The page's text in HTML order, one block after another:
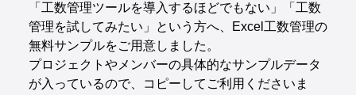
「工数管理ツールを導入するほどでもない」「工数
管理を試してみたい」という方へ、Excel工数管理の
無料サンプルをご用意しました。
プロジェクトやメンバーの具体的なサンプルデータ
が入っているので、コピーしてご利用くださいま